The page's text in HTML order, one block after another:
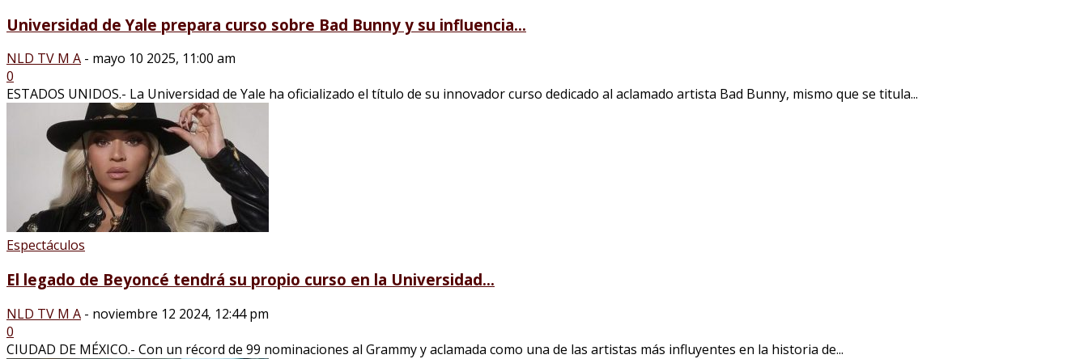
Universidad de Yale prepara curso sobre Bad Bunny y su influencia...
NLD TV M A - mayo 10 2025, 11:00 am
0
ESTADOS UNIDOS.- La Universidad de Yale ha oficializado el título de su innovador curso dedicado al aclamado artista Bad Bunny, mismo que se titula...
Espectáculos
El legado de Beyoncé tendrá su propio curso en la Universidad...
NLD TV M A - noviembre 12 2024, 12:44 pm
0
CIUDAD DE MÉXICO.- Con un récord de 99 nominaciones al Grammy y aclamada como una de las artistas más influyentes en la historia de...